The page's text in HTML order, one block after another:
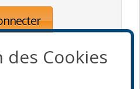
des Cookies